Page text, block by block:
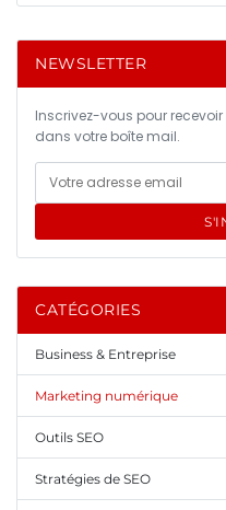
NEWSLETTER
Inscrivez-vous pour
dans votre boîte mail.
CATÉGORIES
Business & Entreprise
Marketing numérique
Outils SEO
Stratégies de SEO